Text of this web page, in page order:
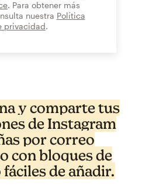
. Para obtener más
nuestra Política
privacidad.
y comparte tus
de Instagram
por correo
con bloques de
de añadir.